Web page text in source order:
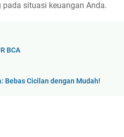
situasi keuangan Anda.
BCA
Bebas Cicilan dengan Mudah!